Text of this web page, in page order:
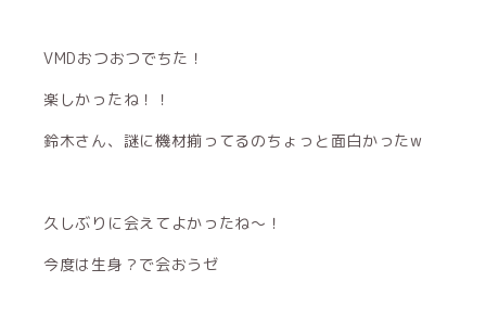
VMDおつおつでちた！
楽しかったね！！
鈴木さん、謎に機材揃ってるのちょっと面白かったw
久しぶりに会えてよかったね〜！
今度は生身？で会おうゼ